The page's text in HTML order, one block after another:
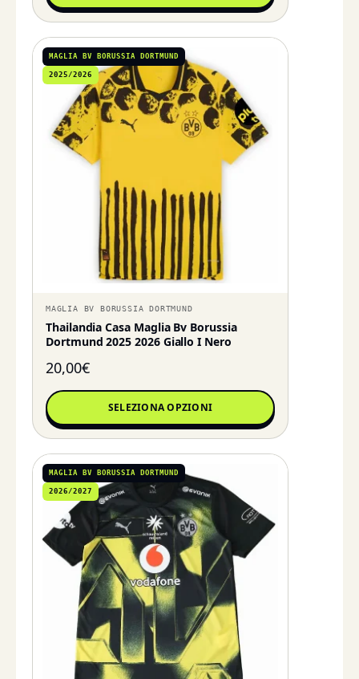
MAGLIA BV BORUSSIA DORTMUND
2025/2026
MAGLIA BV BORUSSIA DORTMUND
Thailandia Casa Maglia Bv Borussia
Dortmund 2025 2026 Giallo I Nero
20,00€
SELEZIONA OPZIONI
MAGLIA BV BORUSSIA DORTMUND
2026/2027